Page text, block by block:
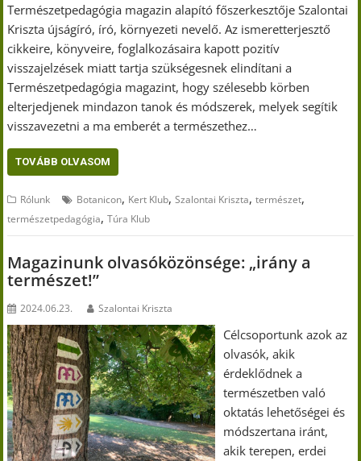
Természetpedagógia magazin alapító főszerkesztője Szalontai
Kriszta újságíró, író, környezeti nevelő. Az ismeretterjesztő
cikkeire, könyveire, foglalkozásaira kapott pozitív
visszajelzések miatt tartja szükségesnek elindítani a
Természetpedagógia magazint, hogy szélesebb körben
elterjedjenek mindazon tanok és módszerek, melyek segítik
visszavezetni a ma emberét a természethez…
TOVÁBB OLVASOM
Rólunk Botanicon, Kert Klub,Szalontai Kriszta,természet,
természetpedagógia,Túra Klub
Magazinunk olvasóközönsége: „irány a
természet!”
2024.06.23. Szalontai Kriszta
Célcsoportunk azok az
olvasók, akik
érdeklődnek a
természetben való
oktatás lehetőségei és
módszertana iránt,
akik terepen, erdei